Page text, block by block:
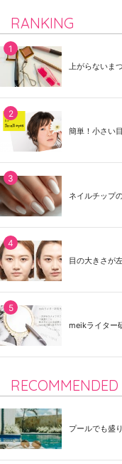
RANKING
上がらないま
簡単！小さい
ネイルチップ
目の大きさが
meikライター
RECOMMENDED
プールでも盛